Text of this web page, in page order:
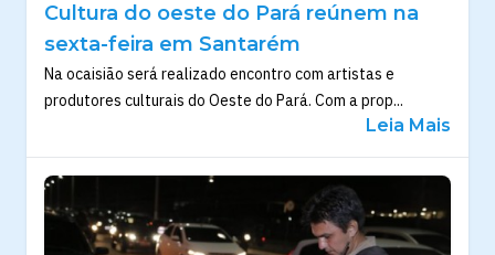
Cultura do oeste do Pará reúnem na
sexta-feira em Santarém
Na ocaisião será realizado encontro com artistas e
produtores culturais do Oeste do Pará. Com a prop...
Leia Mais